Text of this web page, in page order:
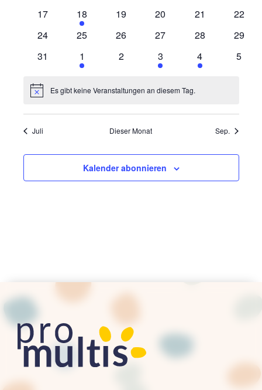
0
Veranstaltungen
17
1
Veranstaltung
18
0
19
0
20
0
21
0
22
0
24
0
25
0
26
0
27
0
28
0
29
0
Veranstaltungen
31
1
Veranstaltung
1
0
Veranstaltungen
2
3
Veranstaltungen
3
1
Veranstaltung
4
0
5
HinweisEs gibt keine Veranstaltungen an diesem Tag.
Juli Dieser Monat Sep.
Kalender abonnieren